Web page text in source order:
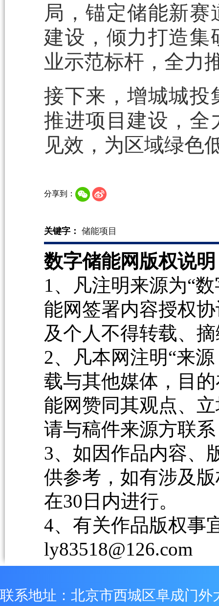
局，锚定储能新
建设，倾力打造集
业示范标杆，全力
接下来，增城城投
推进项目建设，全
见效，为区域绿色
分享到：
关键字： 储能项目
数字储能网版权说
1、凡注明来源为“
能网签署内容授权
及个人不得转载、
2、凡本网注明“来
载与其他媒体，目
能网赞同其观点、
请与稿件来源方联
3、如因作品内容、
供参考，如有涉及
在30日内进行。
4、有关作品版权事
ly83518@126.com
联系地址：北京市西城区阜成门外